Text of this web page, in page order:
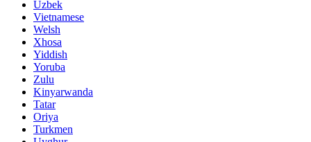
Uzbek
Vietnamese
Welsh
Xhosa
Yiddish
Yoruba
Zulu
Kinyarwanda
Tatar
Oriya
Turkmen